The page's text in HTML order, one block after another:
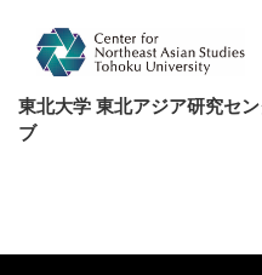
コ
ン
移
東北大学 東北アジア研究セ
ブ